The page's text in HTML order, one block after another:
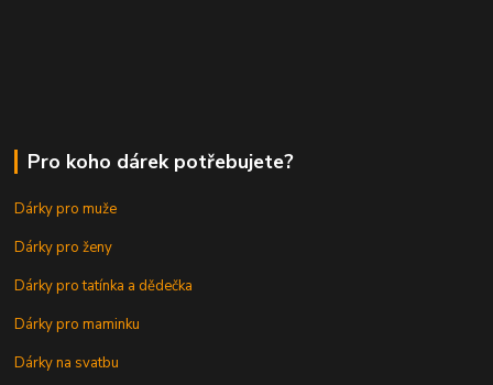
Pro koho dárek potřebujete?
Dárky pro muže
Dárky pro ženy
Dárky pro tatínka a dědečka
Dárky pro maminku
Dárky na svatbu